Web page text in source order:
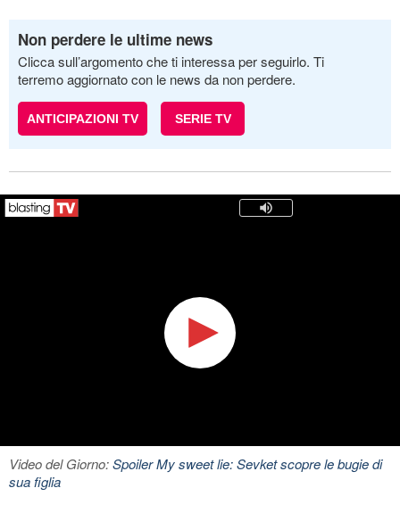
Non perdere le ultime news
Clicca sull’argomento che ti interessa per seguirlo. Ti
terremo aggiornato con le news da non perdere.
ANTICIPAZIONI TV SERIE TV
Video del Giorno:Spoiler My sweet lie: Sevket scopre le bugie di
sua figlia